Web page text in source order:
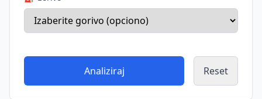
Analiziraj Reset